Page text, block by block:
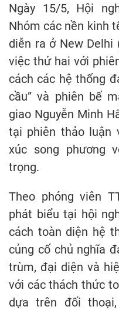
Ngày 15/5, Hội
Nhóm các nền kinh
diễn ra ở New
việc thứ hai với
cách các hệ thống
cầu” và phiên bế
giao Nguyễn Minh
tại phiên thảo luận
xúc song phương
trọng.
Theo phóng viên
phát biểu tại hội
cách toàn diện hệ
củng cố chủ nghĩa
trùm, đại diện và
với các thách thức
dựa trên đối